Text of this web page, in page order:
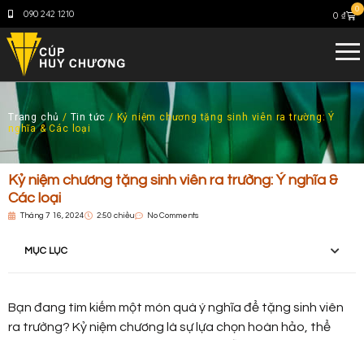
090 242 1210 0 ₫
0
Trang chủ / Tin tức / Kỷ niệm chương tặng sinh viên ra trường: Ý
nghĩa & Các loại
Kỷ niệm chương tặng sinh viên ra trường: Ý nghĩa &
Các loại
Tháng 7 16, 2024 2:50 chiều No Comments
MỤC LỤC
Bạn đang tìm kiếm một món quà ý nghĩa để tặng sinh viên
ra trường? Kỷ niệm chương là sự lựa chọn hoàn hảo, thể